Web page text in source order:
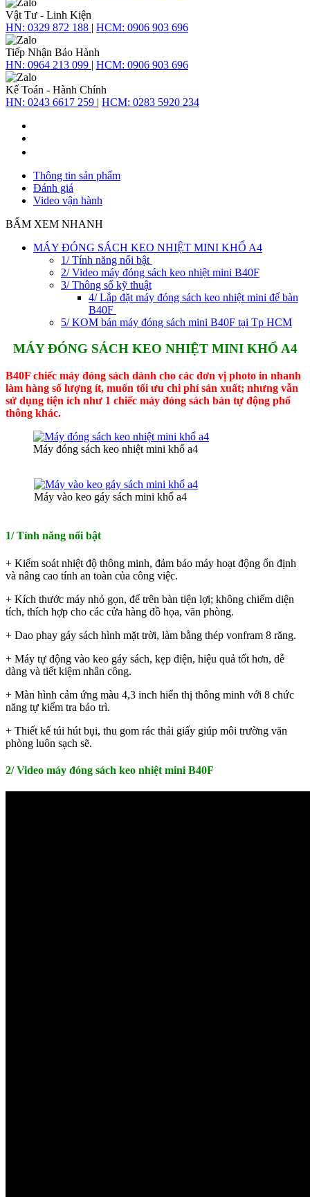
Vật Tư - Linh Kiện
HN: 0329 872 188 | HCM: 0906 903 696
Tiếp Nhận Bảo Hành
HN: 0964 213 099 | HCM: 0906 903 696
Kế Toán - Hành Chính
HN: 0243 6617 259 | HCM: 0283 5920 234
Thông tin sản phẩm
Đánh giá
Video vận hành
BẤM XEM NHANH
MÁY ĐÓNG SÁCH KEO NHIỆT MINI KHỔ A4
1/ Tính năng nổi bật
2/ Video máy đóng sách keo nhiệt mini B40F
3/ Thông số kỹ thuật
4/ Lắp đặt máy đóng sách keo nhiệt mini để bàn
B40F
5/ KOM bán máy đóng sách mini B40F tại Tp HCM
MÁY ĐÓNG SÁCH KEO NHIỆT MINI KHỔ A4
B40F chiếc máy đóng sách dành cho các đơn vị photo in nhanh
làm hàng số lượng ít, muốn tối ưu chi phí sản xuất; nhưng vẫn
sử dụng tiện ích như 1 chiếc máy đóng sách bán tự động phổ
thông khác.
Máy đóng sách keo nhiệt mini khổ a4
Máy vào keo gáy sách mini khổ a4
1/ Tính năng nổi bật
+ Kiểm soát nhiệt độ thông minh, đảm bảo máy hoạt động ổn định
và nâng cao tính an toàn của công việc.
+ Kích thước máy nhỏ gọn, để trên bàn tiện lợi; không chiếm diện
tích, thích hợp cho các cửa hàng đồ họa, văn phòng.
+ Dao phay gáy sách hình mặt trời, làm bằng thép vonfram 8 răng.
+ Máy tự động vào keo gáy sách, kẹp điện, hiệu quả tốt hơn, dễ
dàng và tiết kiệm nhân công.
+ Màn hình cảm ứng màu 4,3 inch hiển thị thông minh với 8 chức
năng tự kiểm tra bảo trì.
+ Thiết kế túi hút bụi, thu gom rác thải giấy giúp môi trường văn
phòng luôn sạch sẽ.
2/ Video máy đóng sách keo nhiệt mini B40F